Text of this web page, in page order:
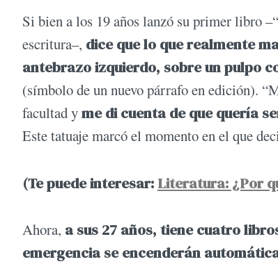
Si bien a los 19 años lanzó su primer libro
escritura–, dice que lo que realmente
antebrazo izquierdo, sobre un pulpo
(símbolo de un nuevo párrafo en edición).
facultad yme di cuenta de que quería
Este tatuaje marcó el momento en el que
(Te puede interesar: Literatura: ¿Por
Ahora, a sus 27 años, tiene cuatro
emergencia se encenderán